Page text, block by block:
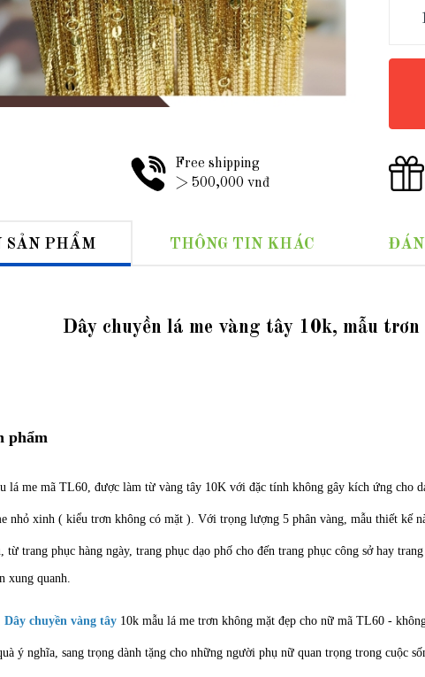
Free shipping
> 500,000 vnđ
SẢN PHẨM THÔNG TIN KHÁC
Dây chuyền lá me vàng tây 10k, mẫu
phẩm
lá me mã TL60, được làm từ vàng tây 10K với đặc tính không gây kích ứng cho
nhỏ xinh ( kiểu trơn không có mặt ). Với trọng lượng 5 phân vàng, mẫu thiết kế
từ trang phục hàng ngày, trang phục dạo phố cho đến trang phục công sở hay
xung quanh.
Dây chuyền vàng tây 10k mẫu lá me trơn không mặt đẹp cho nữ mã TL60 -
ý nghĩa, sang trọng dành tặng cho những người phụ nữ quan trọng trong cuộc